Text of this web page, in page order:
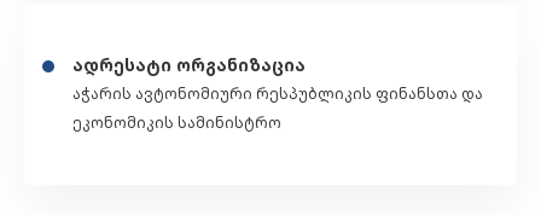
ადრესატი ორგანიზაცია
აჭარის ავტონომიური რესპუბლიკის ფინანსთა და
ეკონომიკის სამინისტრო